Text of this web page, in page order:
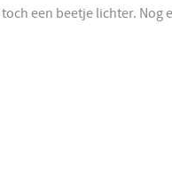
een beetje lichter. Nog